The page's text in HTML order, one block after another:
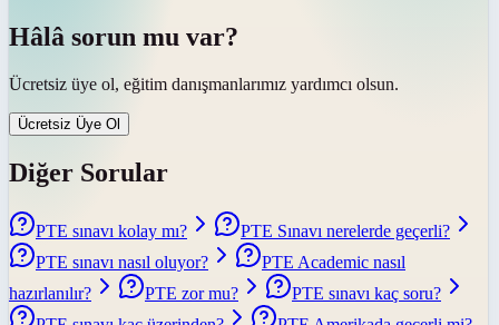
Hâlâ sorun mu var?
Ücretsiz üye ol, eğitim danışmanlarımız yardımcı olsun.
Ücretsiz Üye Ol
Diğer Sorular
PTE sınavı kolay mı?
PTE Sınavı nerelerde geçerli?
PTE sınavı nasıl oluyor?
PTE Academic nasıl
hazırlanılır?
PTE zor mu?
PTE sınavı kaç soru?